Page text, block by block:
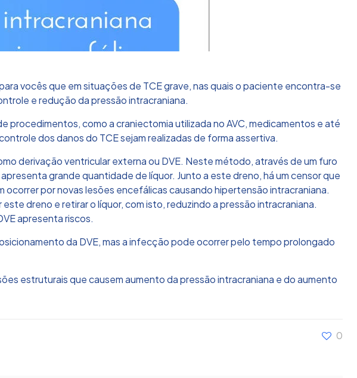
vocês que em situações de TCE grave, nas quais o paciente encontra-se
e redução da pressão intracraniana.
procedimentos, como a craniectomia utilizada no AVC, medicamentos e até
dos danos do TCE sejam realizadas de forma assertiva.
derivação ventricular externa ou DVE. Neste método, através de um furo
grande quantidade de líquor. Junto a este dreno, há um censor que
por novas lesões encefálicas causando hipertensão intracraniana.
dreno e retirar o líquor, com isto, reduzindo a pressão intracraniana.
apresenta riscos.
da DVE, mas a infecção pode ocorrer pelo tempo prolongado
estruturais que causem aumento da pressão intracraniana e do aumento
0